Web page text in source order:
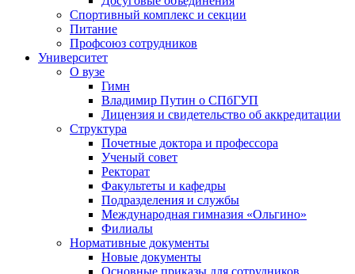
Спортивный комплекс и секции
Питание
Профсоюз сотрудников
Университет
О вузе
Гимн
Владимир Путин о СПбГУП
Лицензия и свидетельство об аккредитации
Структура
Почетные доктора и профессора
Ученый совет
Ректорат
Факультеты и кафедры
Подразделения и службы
Международная гимназия «Ольгино»
Филиалы
Нормативные документы
Новые документы
Основные приказы для сотрудников